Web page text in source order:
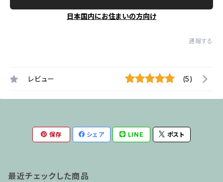
日本国内にお住まいの方向け
通報する
レビュー (5)
保存 シェア LINE ポスト
最近チェックした商品